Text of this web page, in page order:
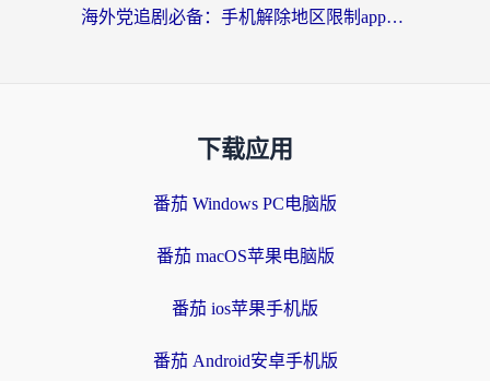
海外党追剧必备：手机解除地区限制app怎么选？解决央视视频&国内剧地区限制全指南
下载应用
番茄 Windows PC电脑版
番茄 macOS苹果电脑版
番茄 ios苹果手机版
番茄 Android安卓手机版